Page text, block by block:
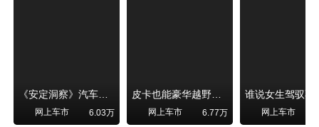
《安定洞察》汽车烧不烧油，和石油安全无关！
网上车市 6.03万
皮卡也能豪华越野！纵横F700上市，限时卖29.99万起
网上车市 6.77万 网上车市